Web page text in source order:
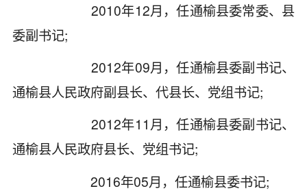
2010年12月，任通榆县委常委、县
委副书记;
2012年09月，任通榆县委副书记、
通榆县人民政府副县长、代县长、党组书记;
2012年11月，任通榆县委副书记、
通榆县人民政府县长、党组书记;
2016年05月，任通榆县委书记;